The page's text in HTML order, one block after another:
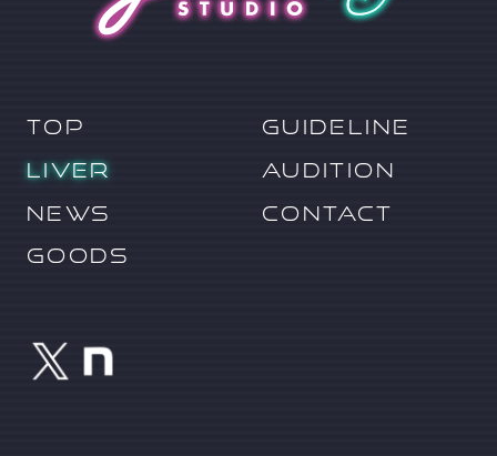
TOP
LIVER
NEWS
GOODS
GUIDELINE
AUDITION
CONTACT